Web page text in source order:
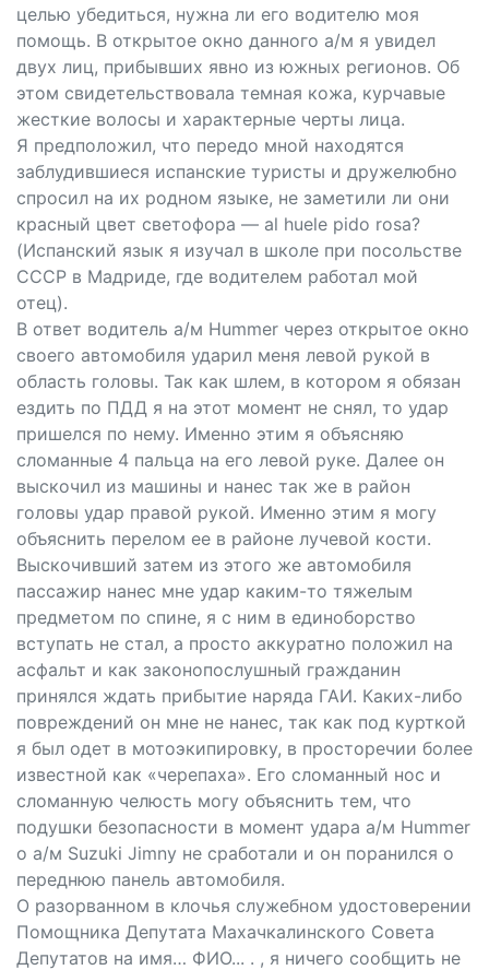
целью убедиться, нужна ли его водителю моя
помощь. В открытое окно данного а/м я увидел
двух лиц, прибывших явно из южных регионов. Об
этом свидетельствовала темная кожа, курчавые
жесткие волосы и характерные черты лица.
Я предположил, что передо мной находятся
заблудившиеся испанские туристы и дружелюбно
спросил на их родном языке, не заметили ли они
красный цвет светофора — аl huеlе pido rosа?
(Испанский язык я изучал в школе при посольстве
СССР в Мадриде, где водителем работал мой
отец).
В ответ водитель а/м Hummеr через открытое окно
своего автомобиля ударил меня левой рукой в
область головы. Так как шлем, в котором я обязан
ездить по ПДД я на этот момент не снял, то удар
пришелся по нему. Именно этим я объясняю
сломанные 4 пальца на его левой руке. Далее он
выскочил из машины и нанес так же в район
головы удар правой рукой. Именно этим я могу
объяснить перелом ее в районе лучевой кости.
Выскочивший затем из этого же автомобиля
пассажир нанес мне удар каким-то тяжелым
предметом по спине, я с ним в единоборство
вступать не стал, а просто аккуратно положил на
асфальт и как законопослушный гражданин
принялся ждать прибытие наряда ГАИ. Каких-либо
повреждений он мне не нанес, так как под курткой
я был одет в мотоэкипировку, в просторечии более
известной как «черепаха». Его сломанный нос и
сломанную челюсть могу объяснить тем, что
подушки безопасности в момент удара а/м Hummеr
о а/м Suzuki Jimnу не сработали и он поранился о
переднюю панель автомобиля.
О разорванном в клочья служебном удостоверении
Помощника Депутата Махачкалинского Совета
Депутатов на имя… ФИО... . , я ничего сообщить не